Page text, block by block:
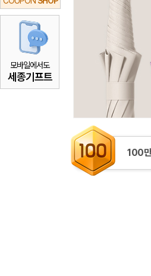
모바일에서도
세종기프트
100만